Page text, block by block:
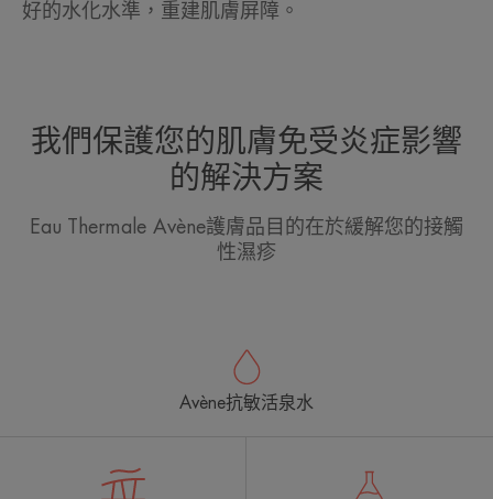
好的水化水準，重建肌膚屏障。
我們保護您的肌膚免受炎症影響
的解決方案
Eau Thermale Avène護膚品目的在於緩解您的接觸
性濕疹
Avène抗敏活泉水